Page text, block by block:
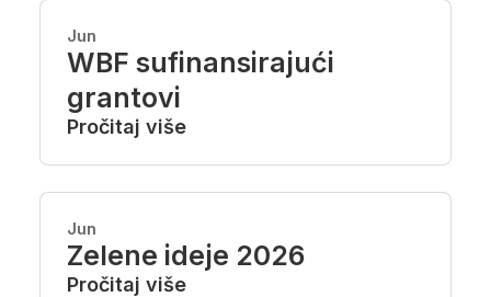
Jun
WBF sufinansirajući
grantovi
Pročitaj više
Jun
Zelene ideje 2026
Pročitaj više